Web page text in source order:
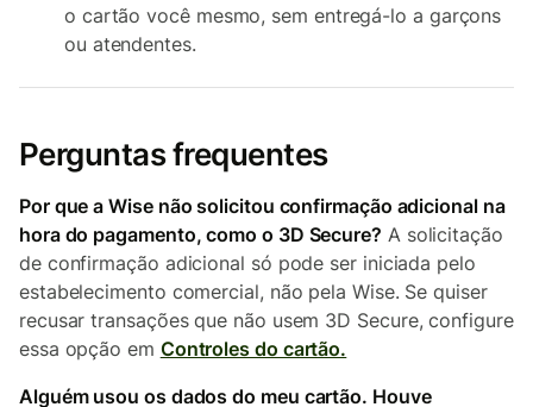
o cartão você mesmo, sem entregá-lo a garçons
ou atendentes.
Perguntas frequentes
Por que a Wise não solicitou confirmação adicional na
hora do pagamento, como o 3D Secure? A solicitação
de confirmação adicional só pode ser iniciada pelo
estabelecimento comercial, não pela Wise. Se quiser
recusar transações que não usem 3D Secure, configure
essa opção em Controles do cartão.
Alguém usou os dados do meu cartão. Houve